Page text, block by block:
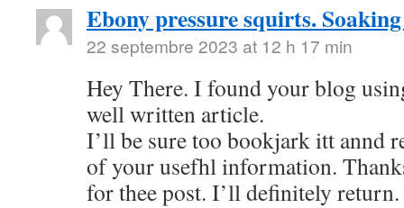
Ebony pressure squirts.
22 septembre 2023 at 12 h 17 min
Hey There. I found your blog
well written article.
I’ll be sure too bookjark itt annd
of your usefhl information.
for thee post. I’ll definitely return.